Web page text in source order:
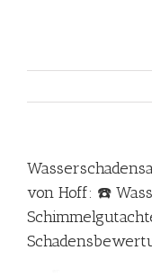
von Hoff: ☎️